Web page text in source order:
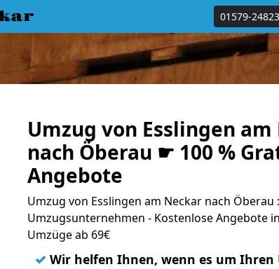
01579-
Umzug von Esslingen
nach Öberau ☛ 100 %
Angebote
Umzug von Esslingen am Neckar nach Öberau
Umzugsunternehmen - Kostenlose Angebote
Umzüge ab 69€
✓ Wir helfen Ihnen, wenn es um Ihren